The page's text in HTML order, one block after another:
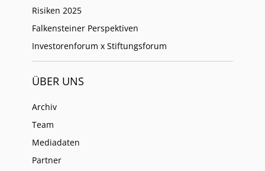
Risiken 2025
Falkensteiner Perspektiven
Investorenforum x Stiftungsforum
ÜBER UNS
Archiv
Team
Mediadaten
Partner